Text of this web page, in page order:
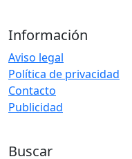
Información
Aviso legal
Política de privacidad
Contacto
Publicidad
Buscar